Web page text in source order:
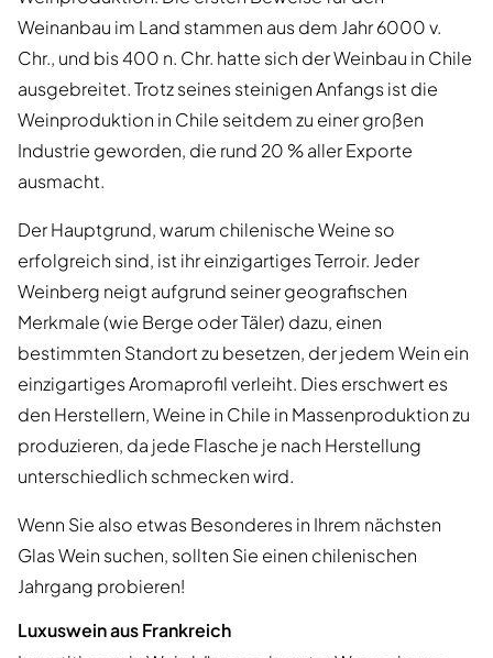
Weinanbau im Land stammen aus dem Jahr 6000 v.
Chr., und bis 400 n. Chr. hatte sich der Weinbau in Chile
ausgebreitet. Trotz seines steinigen Anfangs ist die
Weinproduktion in Chile seitdem zu einer großen
Industrie geworden, die rund 20 % aller Exporte
ausmacht.
Der Hauptgrund, warum chilenische Weine so
erfolgreich sind, ist ihr einzigartiges Terroir. Jeder
Weinberg neigt aufgrund seiner geografischen
Merkmale (wie Berge oder Täler) dazu, einen
bestimmten Standort zu besetzen, der jedem Wein ein
einzigartiges Aromaprofil verleiht. Dies erschwert es
den Herstellern, Weine in Chile in Massenproduktion zu
produzieren, da jede Flasche je nach Herstellung
unterschiedlich schmecken wird.
Wenn Sie also etwas Besonderes in Ihrem nächsten
Glas Wein suchen, sollten Sie einen chilenischen
Jahrgang probieren!
Luxuswein aus Frankreich